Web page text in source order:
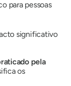
para pessoas
significativo
pela
os